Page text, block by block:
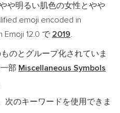
や明るい肌色の女性とやや
emoji encoded in
Emoji 12.0 で 2019.
のとグループ化されていま
部 Miscellaneous Symbols
次のキーワードを使用できま